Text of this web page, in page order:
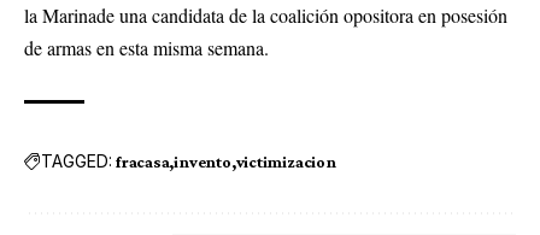
la Marinade una candidata de la coalición opositora en posesión
de armas en esta misma semana.
TAGGED: fracasa invento victimizacion